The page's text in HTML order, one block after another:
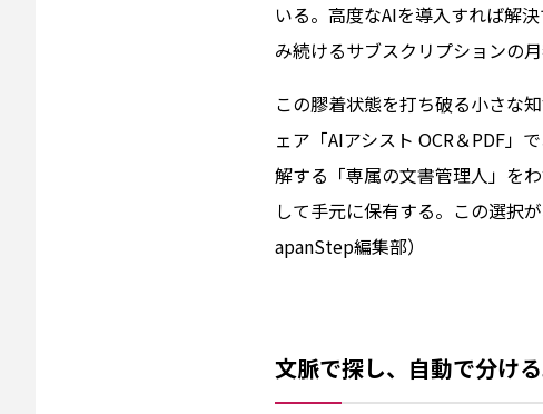
いる。高度なAIを導入すれば解
み続けるサブスクリプションの
この膠着状態を打ち破る小さな
ェア「AIアシスト OCR＆PDF」
解する「専属の文書管理人」を
して手元に保有する。この選択
apanStep編集部）
文脈で探し、自動で分け